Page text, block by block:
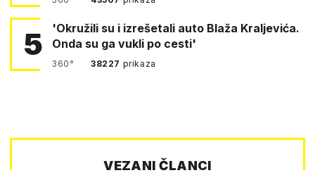
5
'Okružili su i izrešetali auto Blaža Kraljevića.
Onda su ga vukli po cesti'
360° 38227 prikaza
VEZANI ČLANCI